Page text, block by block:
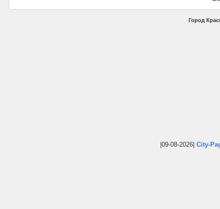
Город
|09-08-2026| City-